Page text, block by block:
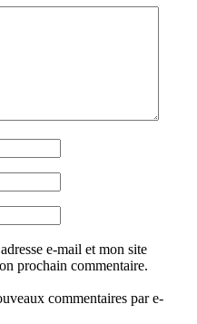
e-mail et mon site
prochain commentaire.
commentaires par e-